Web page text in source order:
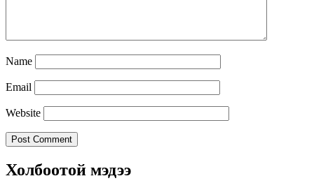
Name
Email
Website
Холбоотой мэдээ